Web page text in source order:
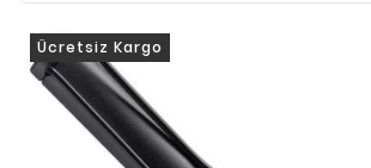
Ücretsiz Kargo